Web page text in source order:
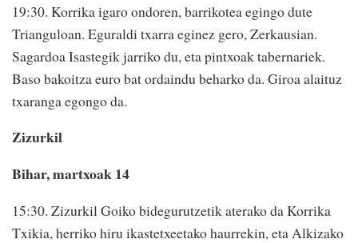
19:30. Korrika igaro ondoren, barrikotea egingo dute
Trianguloan. Eguraldi txarra eginez gero, Zerkausian.
Sagardoa Isastegik jarriko du, eta pintxoak tabernariek.
Baso bakoitza euro bat ordaindu beharko da. Giroa alaituz
txaranga egongo da.
Zizurkil
Bihar, martxoak 14
15:30. Zizurkil Goiko bidegurutzetik aterako da Korrika
Txikia, herriko hiru ikastetxeetako haurrekin, eta Alkizako